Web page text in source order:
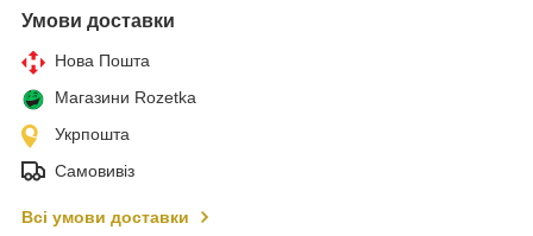
Умови доставки
Нова Пошта
Магазини Rozetka
Укрпошта
Самовивіз
Всі умови доставки